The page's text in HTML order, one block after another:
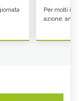
Per molti il
azione,